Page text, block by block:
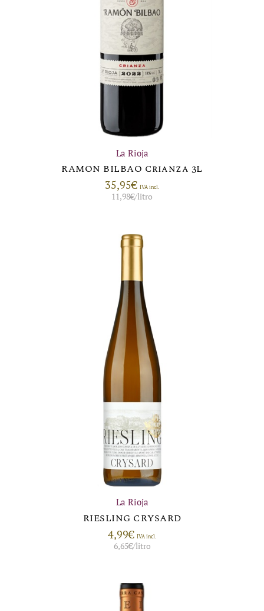
La Rioja
RAMON BILBAO Crianza 3L
35,95€ IVA incl.
11,98€/litro
La Rioja
RIESLING CRYSARD
4,99€ IVA incl.
6,65€/litro